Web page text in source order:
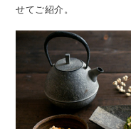
せてご紹介。